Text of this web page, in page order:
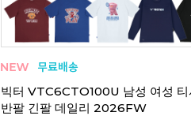
빅터 VTC6CTO100U 남성 여성 티
반팔 긴팔 데일리 2026FW